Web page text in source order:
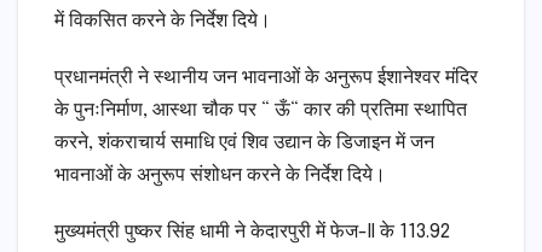
में विकसित करने के निर्देश दिये।
प्रधानमंत्री ने स्थानीय जन भावनाओं के अनुरूप ईशानेश्वर मंदिर
के पुनःनिर्माण, आस्था चौक पर “ ऊँ“ कार की प्रतिमा स्थापित
करने, शंकराचार्य समाधि एवं शिव उद्यान के डिजाइन में जन
भावनाओं के अनुरूप संशोधन करने के निर्देश दिये।
मुख्यमंत्री पुष्कर सिंह धामी ने केदारपुरी में फेज-II के 113.92